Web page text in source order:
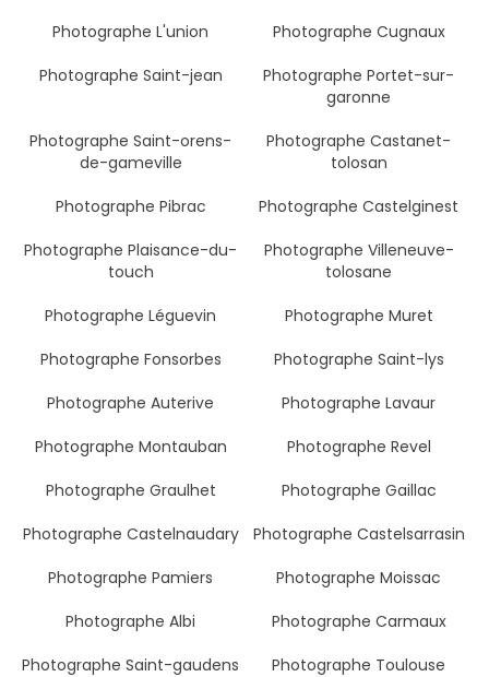
Photographe L'union
Photographe Cugnaux
Photographe Saint-jean
Photographe Portet-sur-
garonne
Photographe Saint-orens-
de-gameville
Photographe Castanet-
tolosan
Photographe Pibrac
Photographe Castelginest
Photographe Plaisance-du-
touch
Photographe Villeneuve-
tolosane
Photographe Léguevin
Photographe Muret
Photographe Fonsorbes
Photographe Saint-lys
Photographe Auterive
Photographe Lavaur
Photographe Montauban
Photographe Revel
Photographe Graulhet
Photographe Gaillac
Photographe Castelnaudary
Photographe Castelsarrasin
Photographe Pamiers
Photographe Moissac
Photographe Albi
Photographe Carmaux
Photographe Saint-gaudens
Photographe Toulouse